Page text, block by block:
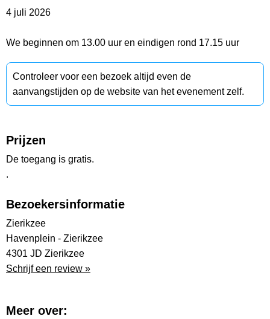
4 juli 2026
We beginnen om 13.00 uur en eindigen rond 17.15 uur
Controleer voor een bezoek altijd even de
aanvangstijden op de website van het evenement zelf.
Prijzen
De toegang is gratis.
.
Bezoekersinformatie
Zierikzee
Havenplein - Zierikzee
4301 JD Zierikzee
Schrijf een review »
Meer over: